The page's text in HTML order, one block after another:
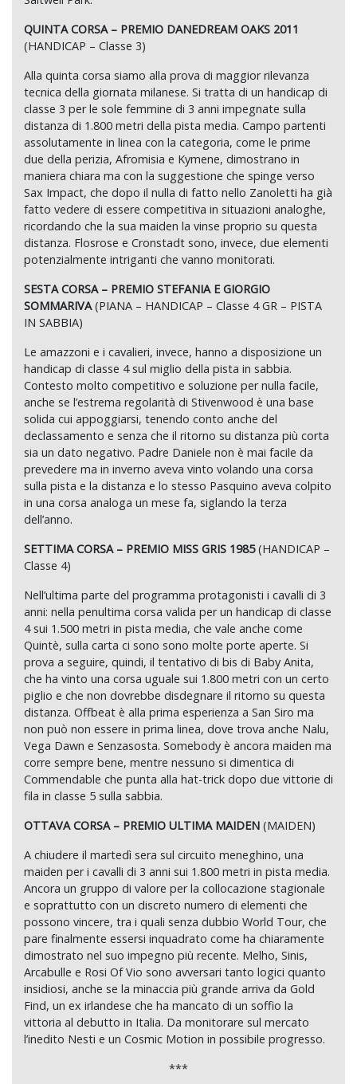
QUINTA CORSA – PREMIO DANEDREAM OAKS 2011
(HANDICAP – Classe 3)
Alla quinta corsa siamo alla prova di maggior rilevanza
tecnica della giornata milanese. Si tratta di un handicap di
classe 3 per le sole femmine di 3 anni impegnate sulla
distanza di 1.800 metri della pista media. Campo partenti
assolutamente in linea con la categoria, come le prime
due della perizia, Afromisia e Kymene, dimostrano in
maniera chiara ma con la suggestione che spinge verso
Sax Impact, che dopo il nulla di fatto nello Zanoletti ha già
fatto vedere di essere competitiva in situazioni analoghe,
ricordando che la sua maiden la vinse proprio su questa
distanza. Flosrose e Cronstadt sono, invece, due elementi
potenzialmente intriganti che vanno monitorati.
SESTA CORSA – PREMIO STEFANIA E GIORGIO
SOMMARIVA(PIANA – HANDICAP – Classe 4 GR – PISTA
IN SABBIA)
Le amazzoni e i cavalieri, invece, hanno a disposizione un
handicap di classe 4 sul miglio della pista in sabbia.
Contesto molto competitivo e soluzione per nulla facile,
anche se l’estrema regolarità di Stivenwood è una base
solida cui appoggiarsi, tenendo conto anche del
declassamento e senza che il ritorno su distanza più corta
sia un dato negativo. Padre Daniele non è mai facile da
prevedere ma in inverno aveva vinto volando una corsa
sulla pista e la distanza e lo stesso Pasquino aveva colpito
in una corsa analoga un mese fa, siglando la terza
dell’anno.
SETTIMA CORSA – PREMIO MISS GRIS 1985(HANDICAP –
Classe 4)
Nell’ultima parte del programma protagonisti i cavalli di 3
anni: nella penultima corsa valida per un handicap di classe
4 sui 1.500 metri in pista media, che vale anche come
Quintè, sulla carta ci sono sono molte porte aperte. Si
prova a seguire, quindi, il tentativo di bis di Baby Anita,
che ha vinto una corsa uguale sui 1.800 metri con un certo
piglio e che non dovrebbe disdegnare il ritorno su questa
distanza. Offbeat è alla prima esperienza a San Siro ma
non può non essere in prima linea, dove trova anche Nalu,
Vega Dawn e Senzasosta. Somebody è ancora maiden ma
corre sempre bene, mentre nessuno si dimentica di
Commendable che punta alla hat-trick dopo due vittorie di
fila in classe 5 sulla sabbia.
OTTAVA CORSA – PREMIO ULTIMA MAIDEN (MAIDEN)
A chiudere il martedì sera sul circuito meneghino, una
maiden per i cavalli di 3 anni sui 1.800 metri in pista media.
Ancora un gruppo di valore per la collocazione stagionale
e soprattutto con un discreto numero di elementi che
possono vincere, tra i quali senza dubbio World Tour, che
pare finalmente essersi inquadrato come ha chiaramente
dimostrato nel suo impegno più recente. Melho, Sinis,
Arcabulle e Rosi Of Vio sono avversari tanto logici quanto
insidiosi, anche se la minaccia più grande arriva da Gold
Find, un ex irlandese che ha mancato di un soffio la
vittoria al debutto in Italia. Da monitorare sul mercato
l’inedito Nesti e un Cosmic Motion in possibile progresso.
***